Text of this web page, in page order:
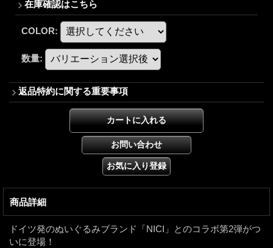
在庫確認はこちら
COLOR:
数量:
返品特約に関する重要事項
商品詳細
ドイツ発のぬいぐるみブランド「NICI」とのコラボ第2弾がつ
いに登場！